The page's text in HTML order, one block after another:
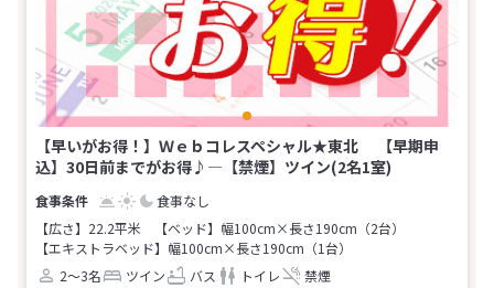
【早いがお得！】Ｗｅｂコレスペシャル★東北 【早期申
込】30日前までがお得♪―【禁煙】ツイン(2名1室)
食事なし
【広さ】22.2平米
【ベッド】幅100cm×長さ190cm（2台）
【エキストラベッド】幅100cm×長さ190cm（1台）
2～3名
ツイン バス トイレ 禁煙